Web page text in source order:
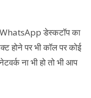
डेस्कटॉप का
होने पर भी कॉल पर कोई
ना भी हो तो भी आप